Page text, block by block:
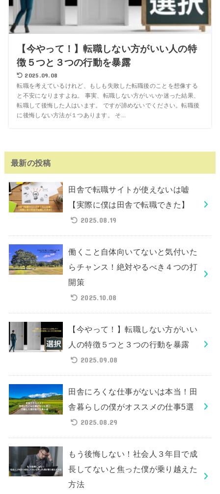
【今やって！】転職しない方がいい人の特
徴５つと３つの行動を暴露
2025.09.08
転職を考えているけれど、もしも失敗した転職後のことを想像する
と不安になりますよね。 事実、転職しない方がいいか迷った結果、
転職して後悔した人はいます。 ですが諦めないでください。転職後
に後悔しない方法が１つあります。 そ...
最新の投稿
田舎で転職サイトが使えないは嘘
【実際に僕は田舎で転職できた】
2025.08.19
働くこと自体向いてないと気付いた
らチャンス！絶対やるべき４つの打
開策
2025.10.08
【今やって！】転職しない方がいい
人の特徴５つと３つの行動を暴露
2025.09.08
田舎にろくな仕事がないは本当！田
舎暮らしの僕がオススメの仕事5選
2025.08.29
もう後悔しない！社会人３年目で成
長してないと焦った僕が乗り越えた
方法